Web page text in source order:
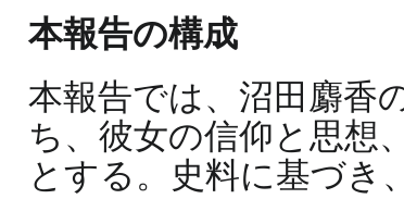
本報告の構成
本報告では、沼田麝香
ち、彼女の信仰と思想
とする。史料に基づき